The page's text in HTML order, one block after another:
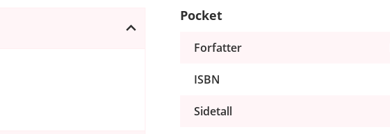
Pocket
Forfatter
ISBN
Sidetall